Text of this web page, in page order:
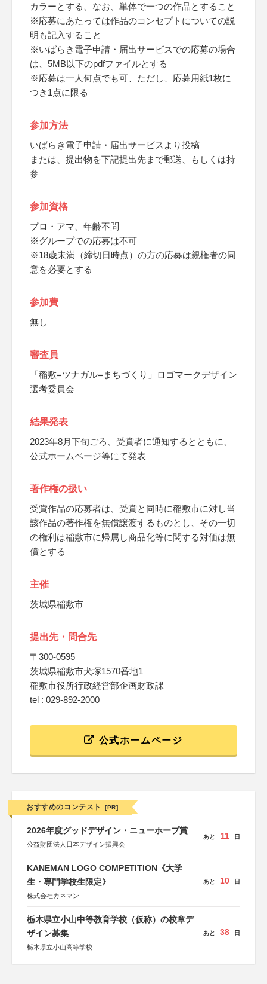
カラーとする、なお、単体で一つの作品とすること
※応募にあたっては作品のコンセプトについての説
明も記入すること
※いばらき電子申請・届出サービスでの応募の場合
は、5MB以下のpdfファイルとする
※応募は一人何点でも可、ただし、応募用紙1枚に
つき1点に限る
参加方法
いばらき電子申請・届出サービスより投稿
または、提出物を下記提出先まで郵送、もしくは持
参
参加資格
プロ・アマ、年齢不問
※グループでの応募は不可
※18歳未満（締切日時点）の方の応募は親権者の同
意を必要とする
参加費
無し
審査員
「稲敷=ツナガル=まちづくり」ロゴマークデザイン
選考委員会
結果発表
2023年8月下旬ごろ、受賞者に通知するとともに、
公式ホームページ等にて発表
著作権の扱い
受賞作品の応募者は、受賞と同時に稲敷市に対し当
該作品の著作権を無償譲渡するものとし、その一切
の権利は稲敷市に帰属し商品化等に関する対価は無
償とする
主催
茨城県稲敷市
提出先・問合先
〒300-0595
茨城県稲敷市犬塚1570番地1
稲敷市役所行政経営部企画財政課
tel : 029-892-2000
公式ホームページ
おすすめのコンテスト [PR]
2026年度グッドデザイン・ニューホープ賞
公益財団法人日本デザイン振興会
あと 11 日
KANEMAN LOGO COMPETITION《大学
生・専門学校生限定》
株式会社カネマン
あと 10 日
栃木県立小山中等教育学校（仮称）の校章デ
ザイン募集
栃木県立小山高等学校
あと 38 日